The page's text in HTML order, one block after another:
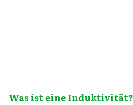
Was ist eine Induktivität?